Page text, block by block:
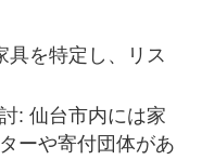
具を特定し、リス
: 仙台市内には家
ーや寄付団体があ